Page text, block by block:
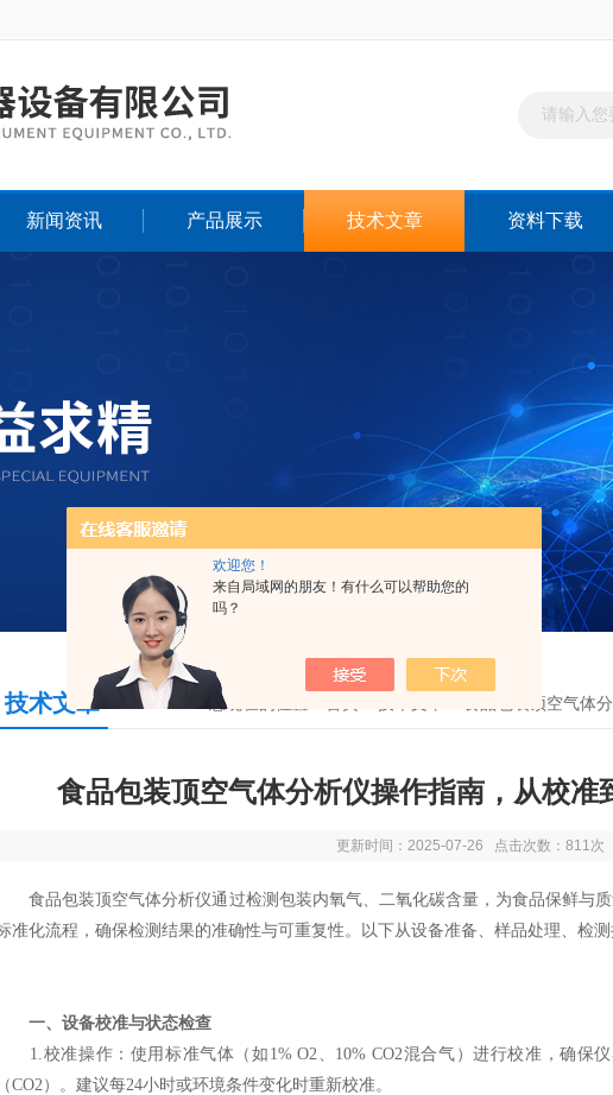
欢迎您！
来自局域网的朋友！有什么可以帮助您的
吗？
新闻资讯 产品展示 技术文章 资料下载
技术文章 您现在的位置： > 食品包装顶空气体
食品包装顶空气体分析仪操作指南，从校准
更新时间：2025-07-26 点击次数：811次
食品包装顶空气体分析仪通过检测包装内氧气、二氧化碳含量，为食品保鲜与
准化流程，确保检测结果的准确性与可重复性。以下从设备准备、样品处理、检
一、设备校准与状态检查
1.校准操作：使用标准气体（如1% O2、10% CO2混合气）进行校准，确保仪
（CO2）。建议每24小时或环境条件变化时重新校准。